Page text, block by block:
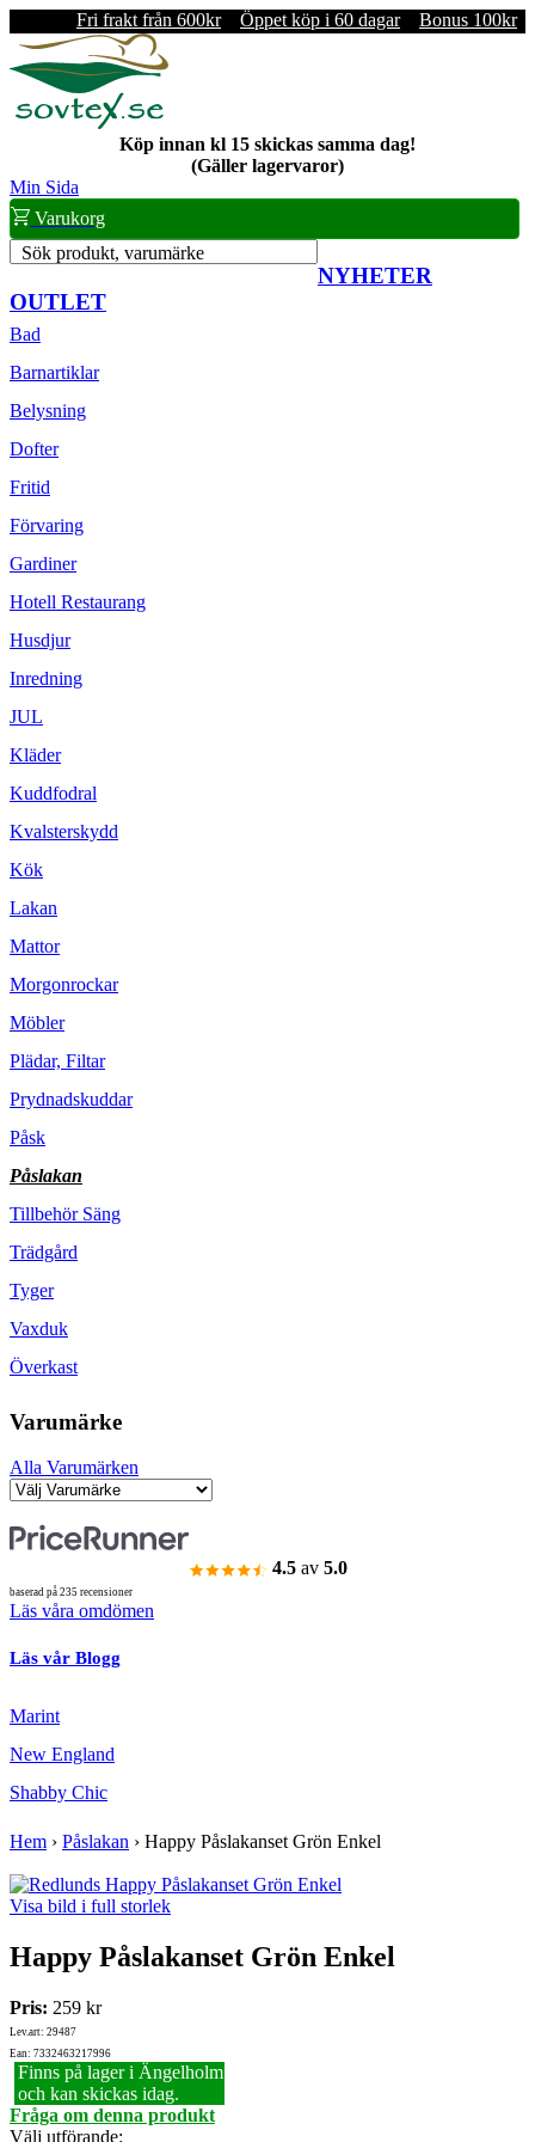
Fri frakt från 600kr Öppet köp i 60 dagar Bonus 100kr
Köp innan kl 15 skickas samma dag!
(Gäller lagervaror)
Min Sida
Varukorg
Sök produkt, varumärke
NYHETER
OUTLET
Bad
Barnartiklar
Belysning
Dofter
Fritid
Förvaring
Gardiner
Hotell Restaurang
Husdjur
Inredning
JUL
Kläder
Kuddfodral
Kvalsterskydd
Kök
Lakan
Mattor
Morgonrockar
Möbler
Plädar, Filtar
Prydnadskuddar
Påsk
Påslakan
Tillbehör Säng
Trädgård
Tyger
Vaxduk
Överkast
Varumärke
Alla Varumärken
4.5 av 5.0
baserad på 235 recensioner
Läs våra omdömen
Läs vår Blogg
Marint
New England
Shabby Chic
Hem › Påslakan › Happy Påslakanset Grön Enkel
Visa bild i full storlek
Happy Påslakanset Grön Enkel
Pris: 259 kr
Lev.art: 29487
Ean: 7332463217996
Finns på lager i Ängelholm
och kan skickas idag.
Fråga om denna produkt
Välj utförande: